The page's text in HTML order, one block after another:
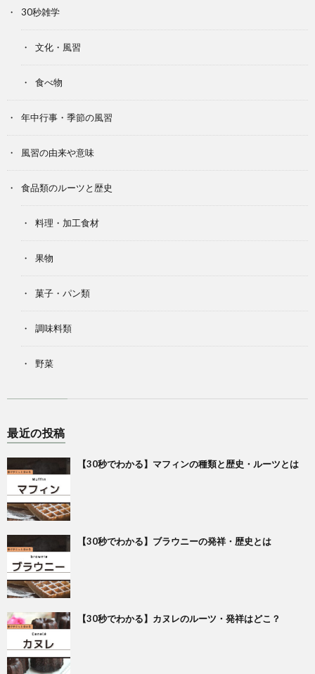
30秒雑学
文化・風習
食べ物
年中行事・季節の風習
風習の由来や意味
食品類のルーツと歴史
料理・加工食材
果物
菓子・パン類
調味料類
野菜
最近の投稿
【30秒でわかる】マフィンの種類と歴史・ルーツとは
【30秒でわかる】ブラウニーの発祥・歴史とは
【30秒でわかる】カヌレのルーツ・発祥はどこ？